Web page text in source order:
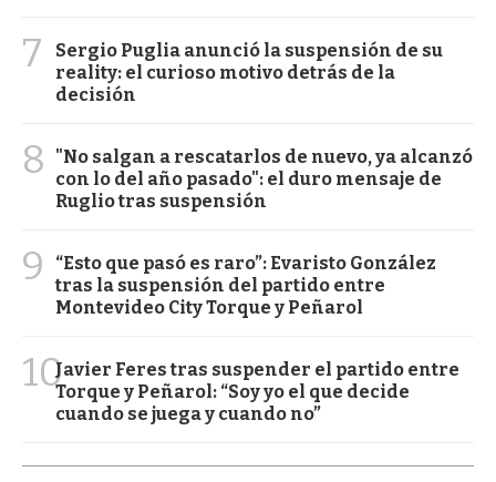
7
Sergio Puglia anunció la suspensión de su
reality: el curioso motivo detrás de la
decisión
8
"No salgan a rescatarlos de nuevo, ya alcanzó
con lo del año pasado": el duro mensaje de
Ruglio tras suspensión
9
“Esto que pasó es raro”: Evaristo González
tras la suspensión del partido entre
Montevideo City Torque y Peñarol
10Javier Feres tras suspender el partido entre
Torque y Peñarol: “Soy yo el que decide
cuando se juega y cuando no”